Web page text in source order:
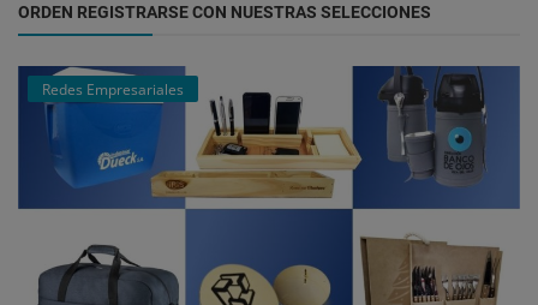
ORDEN REGISTRARSE CON NUESTRAS SELECCIONES
Redes Empresariales